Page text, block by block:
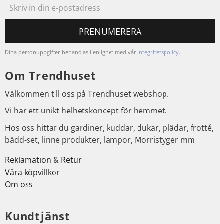
PRENUMERERA
Dina personuppgifter behandlas i enlighet med vår integritetspolicy.
Om Trendhuset
Välkommen till oss på Trendhuset webshop.
Vi har ett unikt helhetskoncept för hemmet.
Hos oss hittar du gardiner, kuddar, dukar, plädar, frotté,
bädd-set, linne produkter, lampor, Morristyger mm
Reklamation & Retur
Våra köpvillkor
Om oss
Kundtjänst